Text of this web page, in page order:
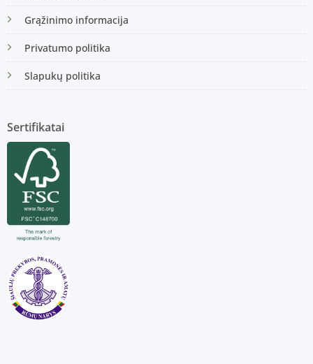
Grąžinimo informacija
Privatumo politika
Slapukų politika
Sertifikatai